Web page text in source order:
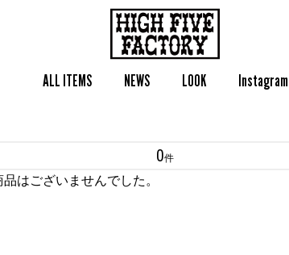
ALL ITEMS NEWS LOOK Instagram
0件
はございませんでした。